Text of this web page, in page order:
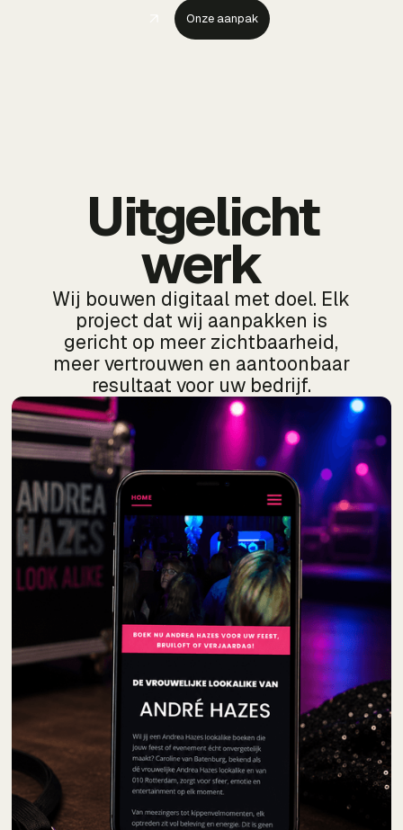
Onze aanpak
Uitgelicht
werk
Wij bouwen digitaal met doel. Elk
project dat wij aanpakken is
gericht op meer zichtbaarheid,
meer vertrouwen en aantoonbaar
resultaat voor uw bedrijf.